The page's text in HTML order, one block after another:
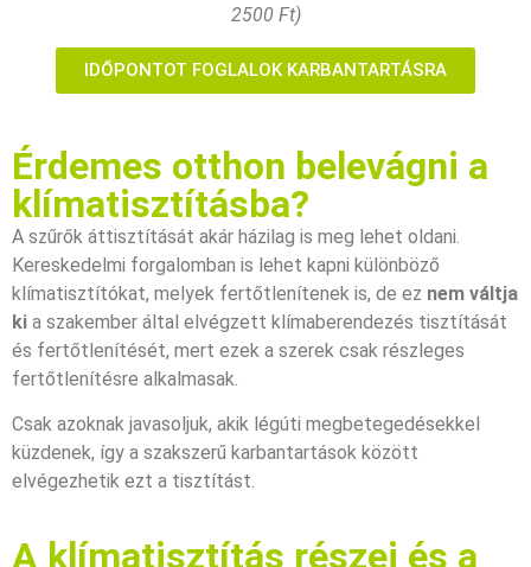
2500 Ft)
IDŐPONTOT FOGLALOK KARBANTARTÁSRA
Érdemes otthon belevágni a
klímatisztításba?
A szűrők áttisztítását akár házilag is meg lehet oldani.
Kereskedelmi forgalomban is lehet kapni különböző
klímatisztítókat, melyek fertőtlenítenek is, de ez nem váltja
ki a szakember által elvégzett klímaberendezés tisztítását
és fertőtlenítését, mert ezek a szerek csak részleges
fertőtlenítésre alkalmasak.
Csak azoknak javasoljuk, akik légúti megbetegedésekkel
küzdenek, így a szakszerű karbantartások között
elvégezhetik ezt a tisztítást.
A klímatisztítás részei és a